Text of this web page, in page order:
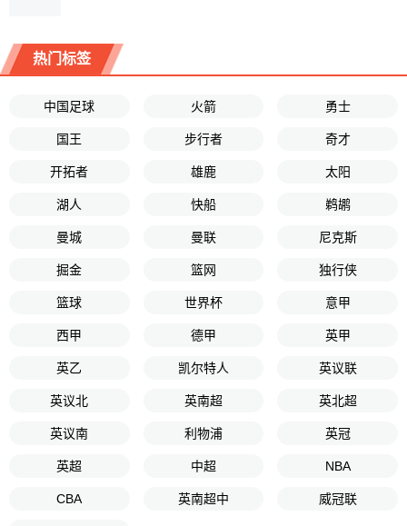
热门标签
中国足球 火箭 勇士
国王 步行者 奇才
开拓者 雄鹿 太阳
湖人 快船 鹈鹕
曼城 曼联 尼克斯
掘金 篮网 独行侠
篮球 世界杯 意甲
西甲 德甲 英甲
英乙 凯尔特人 英议联
英议北 英南超 英北超
英议南 利物浦 英冠
英超 中超 NBA
CBA 英南超中 威冠联